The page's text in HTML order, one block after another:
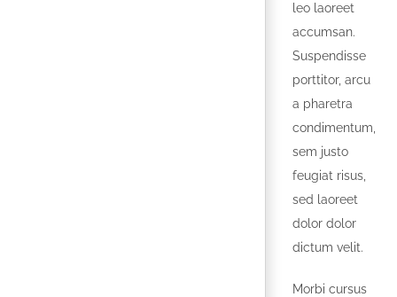
leo laoreet
accumsan.
Suspendisse
porttitor, arcu
a pharetra
condimentum,
sem justo
feugiat risus,
sed laoreet
dolor dolor
dictum velit.
Morbi cursus